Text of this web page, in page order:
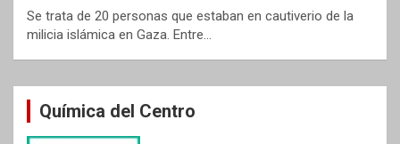
Se trata de 20 personas que estaban en cautiverio de la
milicia islámica en Gaza. Entre…
Química del Centro